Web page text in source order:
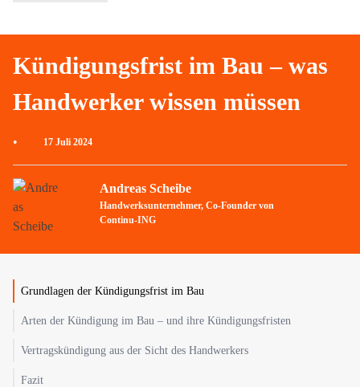
• 17 Juli 2024
Andreas Scheibe
Handwerksunternehmer, Co-Founder von
Continu-ING
Kündigungsfrist im Bau – was
Handwerker wissen müssen
Grundlagen der Kündigungsfrist im Bau
Arten der Kündigung im Bau – und ihre Kündigungsfristen
Vertragskündigung aus der Sicht des Handwerkers
Fazit